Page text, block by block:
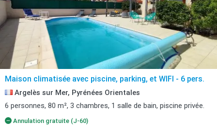
Maison climatisée avec piscine, parking, et WIFI - 6 pers.
Argelès sur Mer, Pyrénées Orientales
6 personnes, 80 m², 3 chambres, 1 salle de bain, piscine privée.
Annulation gratuite (J-60)